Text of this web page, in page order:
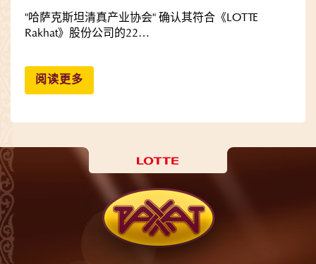
"哈萨克斯坦清真产业协会" 确认其符合《LOTTE
Rakhat》股份公司的22…
阅读更多